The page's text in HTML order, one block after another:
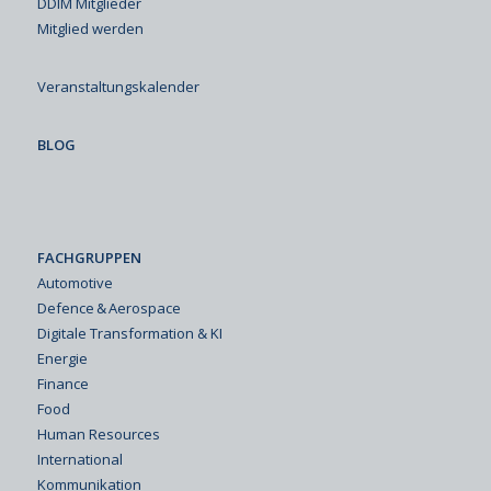
Mitglied werden
Veranstaltungskalender
BLOG
FACHGRUPPEN
Automotive
Defence & Aerospace
Digitale Transformation & KI
Energie
Finance
Food
Human Resources
International
Kommunikation